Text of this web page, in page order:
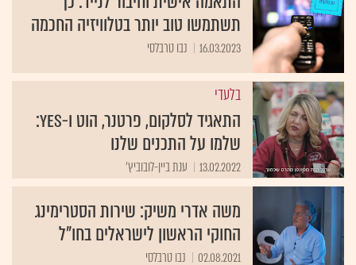
תשתמשו טוב יותר בטלוויזיה החכמה
16.03.2023 נבו טרבלסי
בלעדי
התאגיד לסלקום, פרטנר, הוט ו-yes:
שלמו על התכנים שלנו
13.02.2022 ענת ביין-לובוביץ'
משה אדרי משיק: שירות הסטרימינג
החוקי הראשון לישראלים בחו"ל
02.08.2021 נבו טרבלסי